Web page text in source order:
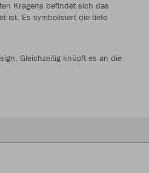
Kragens befindet sich das
ist. Es symbolisiert die tiefe
Gleichzeitig knüpft es an die